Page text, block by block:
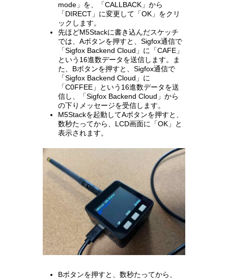
mode」を、「CALLBACK」から
「DIRECT」に変更して「OK」をクリ
ックします。
先ほどM5Stackに書き込んだスケッチ
では、Aボタンを押すと、Sigfox通信で
「Sigfox Backend Cloud」に「CAFE」
という16進数データを送信します。ま
た、Bボタンを押すと、Sigfox通信で
「Sigfox Backend Cloud」に
「C0FFEE」という16進数データを送
信し、「Sigfox Backend Cloud」から
の下りメッセージを受信します。
M5Stackを起動してAボタンを押すと、
数秒たってから、LCD画面に「OK」と
表示されます。
Bボタンを押すと、数秒たってから、